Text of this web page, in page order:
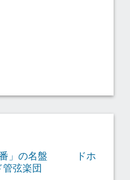
6番」の名盤 ドホ
管弦楽団